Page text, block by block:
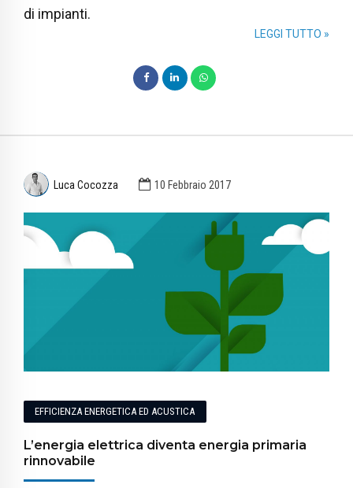
di impianti.
LEGGI TUTTO »
Luca Cocozza 10 Febbraio 2017
EFFICIENZA ENERGETICA ED ACUSTICA
L’energia elettrica diventa energia primaria
rinnovabile